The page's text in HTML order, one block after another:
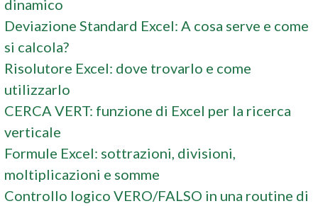
dinamico
Deviazione Standard Excel: A cosa serve e come
si calcola?
Risolutore Excel: dove trovarlo e come
utilizzarlo
CERCA VERT: funzione di Excel per la ricerca
verticale
Formule Excel: sottrazioni, divisioni,
moltiplicazioni e somme
Controllo logico VERO/FALSO in una routine di